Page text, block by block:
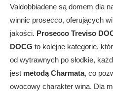
Valdobbiadene są domem dla
winnic prosecco, oferujących
jakości. Prosecco Treviso
DOCG to kolejne kategorie,
od wytrawnych po słodkie,
jest metodą Charmata, co
owocowy charakter wina. Dla